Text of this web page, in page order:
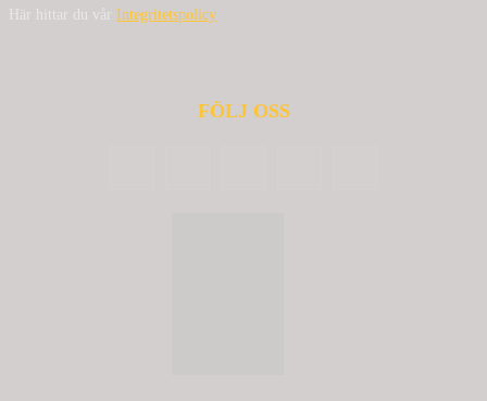
Här hittar du vår Integritetspolicy
FÖLJ OSS